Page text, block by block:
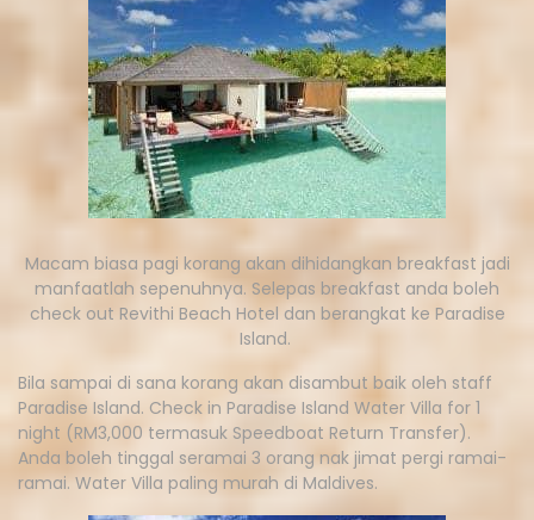
Macam biasa pagi korang akan dihidangkan breakfast jadi
manfaatlah sepenuhnya. Selepas breakfast anda boleh
check out Revithi Beach Hotel dan berangkat ke Paradise
Island.
Bila sampai di sana korang akan disambut baik oleh staff
Paradise Island. Check in Paradise Island Water Villa for 1
night (RM3,000 termasuk Speedboat Return Transfer).
Anda boleh tinggal seramai 3 orang nak jimat pergi ramai-
ramai. Water Villa paling murah di Maldives.